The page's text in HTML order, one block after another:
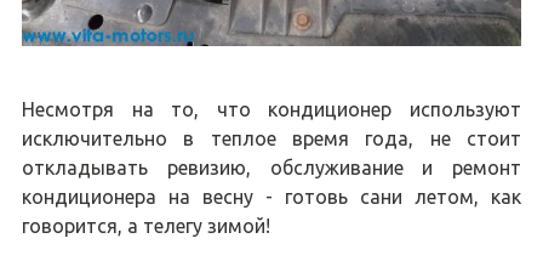
Несмотря на то, что кондиционер используют
исключительно в теплое время года, не стоит
откладывать ревизию, обслуживание и ремонт
кондиционера на весну - готовь сани летом, как
говорится, а телегу зимой!